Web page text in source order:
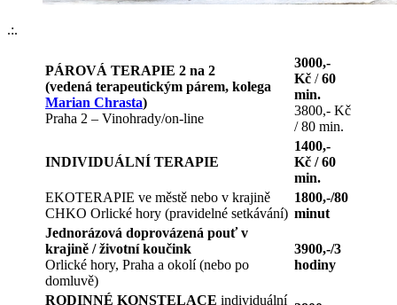
.:.
PÁROVÁ TERAPIE 2 na 2
(vedená terapeutickým párem, kolega
Marian Chrasta)
Praha 2 – Vinohrady/on-line
3000,-
Kč /60
min.
3800,- Kč
/ 80 min.
INDIVIDUÁLNÍ TERAPIE
1400,-
Kč / 60
min.
EKOTERAPIE ve městě nebo v krajině
CHKO Orlické hory (pravidelné setkávání)
1800,-/80
minut
Jednorázová doprovázená pouť v
krajině / životní koučink
Orlické hory, Praha a okolí (nebo po
domluvě)
3900,-/3
hodiny
RODINNÉ KONSTELACE individuální